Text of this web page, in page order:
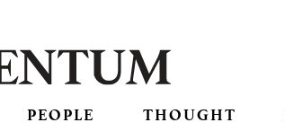
PEOPLE THOUGHT